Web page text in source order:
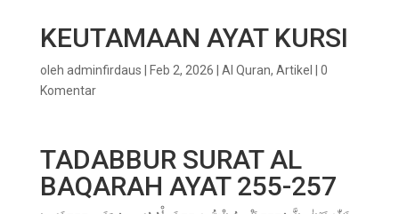
KEUTAMAAN AYAT KURSI
oleh adminfirdaus Feb 2, 2026 Al Quran, Artikel
0
Komentar
TADABBUR SURAT AL
BAQARAH AYAT 255-257